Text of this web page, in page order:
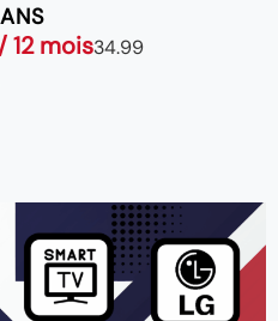
/ 12 mois34.99